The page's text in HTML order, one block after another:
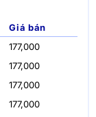
Giá bán
177,000
177,000
177,000
177,000